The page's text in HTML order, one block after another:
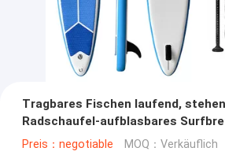
Tragbares Fischen laufend,
Radschaufel-aufblasbares
Preis：negotiable MOQ：Verkäuflich